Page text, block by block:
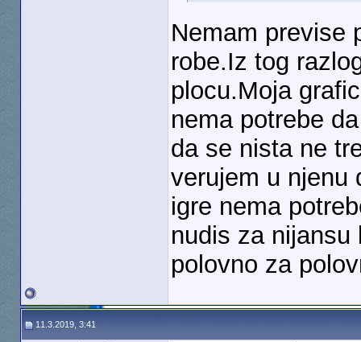
Nemam previse
robe.Iz tog
plocu.Moja
nema potrebe
da se nista ne
verujem u njenu
igre nema
nudis za nijansu
polovno za
11.3.2019, 3:41